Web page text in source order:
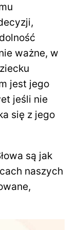
ważne, w
jest jego
jeśli nie
się z jego
są jak
naszych